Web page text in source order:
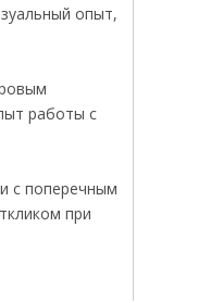
опыт,
работы с
с поперечным
при